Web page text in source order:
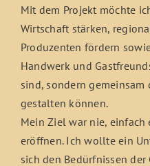
Mit dem Projekt möchte
Wirtschaft stärken,
Produzenten fördern
Handwerk und
sind, sondern
gestalten können.
Mein Ziel war nie, einfach
eröffnen. Ich wollte ein
sich den Bedürfnissen der